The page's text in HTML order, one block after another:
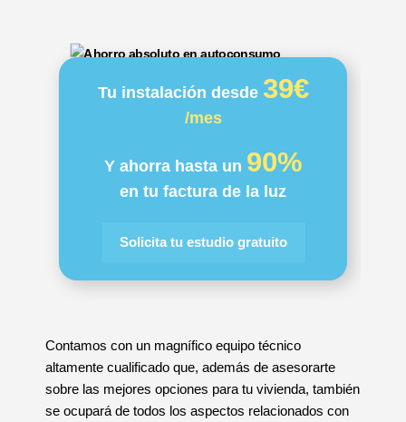
Tu instalación desde 39€
/mes
Y ahorra hasta un 90%
en tu factura de la luz
Solicita tu estudio gratuito
Contamos con un magnífico equipo técnico
altamente cualificado que, además de asesorarte
sobre las mejores opciones para tu vivienda, también
se ocupará de todos los aspectos relacionados con